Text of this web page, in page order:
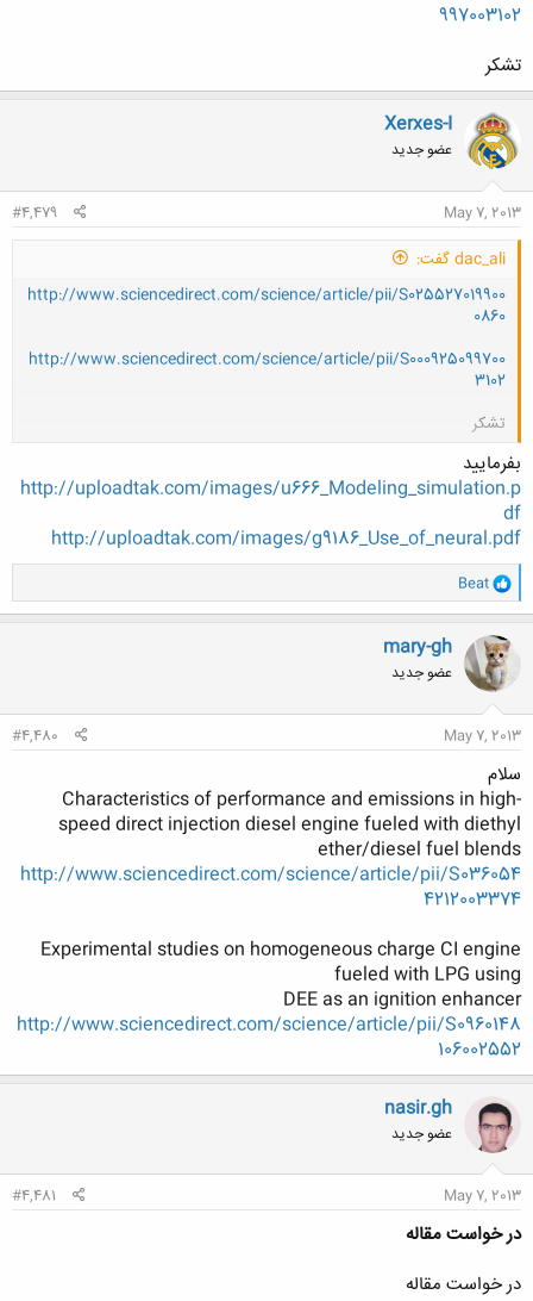
997003102
تشکر
Xerxes-I
عضو جدید
May 7, 2013
#4,479
dac_ali گفت:
http://www.sciencedirect.com/science/article/pii/S025527019900
0860
http://www.sciencedirect.com/science/article/pii/S000925099700
3102
تشکر
بفرمایید
http://uploadtak.com/images/u666_Modeling_simulation.p
df
http://uploadtak.com/images/g9186_Use_of_neural.pdf
و
ا
ک
ن
ش
ه
ا
Beat
mary-gh
عضو جدید
May 7, 2013
#4,480
سلام
Characteristics of performance and emissions in high-
speed direct injection diesel engine fueled with diethyl
ether/diesel fuel blends
http://www.sciencedirect.com/science/article/pii/S036054
4212003374
Experimental studies on homogeneous charge CI engine
fueled with LPG using
DEE as an ignition enhancer
http://www.sciencedirect.com/science/article/pii/S0960148
106002552
nasir.gh
عضو جدید
May 7, 2013
#4,481
در خواست مقاله
در خواست مقاله